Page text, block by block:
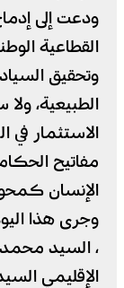
ودعت إلى
القطاعية
وتحقيق
الطبيعية، ولا
الاستثمار في
مفاتيح
الإنسان
وجرى هذا
، السيد
الإقليمي